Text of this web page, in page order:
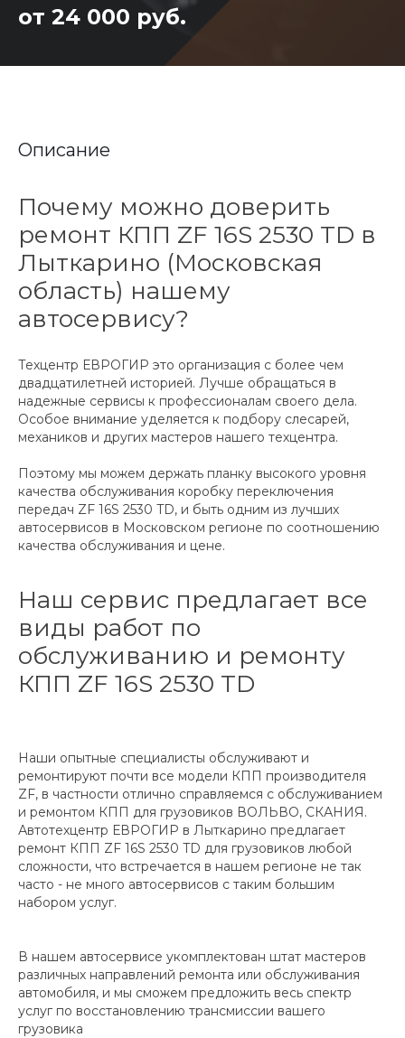
от 24 000 руб.
Описание
Почему можно доверить
ремонт КПП ZF 16S 2530 TD в
Лыткарино (Московская
область) нашему
автосервису?
Техцентр ЕВРОГИР это организация с более чем
двадцатилетней историей. Лучше обращаться в
надежные сервисы к профессионалам своего дела.
Особое внимание уделяется к подбору слесарей,
механиков и других мастеров нашего техцентра.
Поэтому мы можем держать планку высокого уровня
качества обслуживания коробку переключения
передач ZF 16S 2530 TD, и быть одним из лучших
автосервисов в Московском регионе по соотношению
качества обслуживания и цене.
Наш сервис предлагает все
виды работ по
обслуживанию и ремонту
КПП ZF 16S 2530 TD
Наши опытные специалисты обслуживают и
ремонтируют почти все модели КПП производителя
ZF, в частности отлично справляемся с обслуживанием
и ремонтом КПП для грузовиков ВОЛЬВО, СКАНИЯ.
Автотехцентр ЕВРОГИР в Лыткарино предлагает
ремонт КПП ZF 16S 2530 TD для грузовиков любой
сложности, что встречается в нашем регионе не так
часто - не много автосервисов с таким большим
набором услуг.
В нашем автосервисе укомплектован штат мастеров
различных направлений ремонта или обслуживания
автомобиля, и мы сможем предложить весь спектр
услуг по восстановлению трансмиссии вашего
грузовика